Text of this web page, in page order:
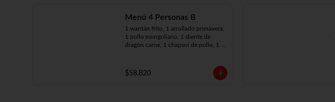
Menú 4 Personas B
1 wantán frito, 1 arrollado primavera,
1 pollo mongoliano, 1 diente de
dragón carne, 1 chapsui de pollo, 1
$58.820